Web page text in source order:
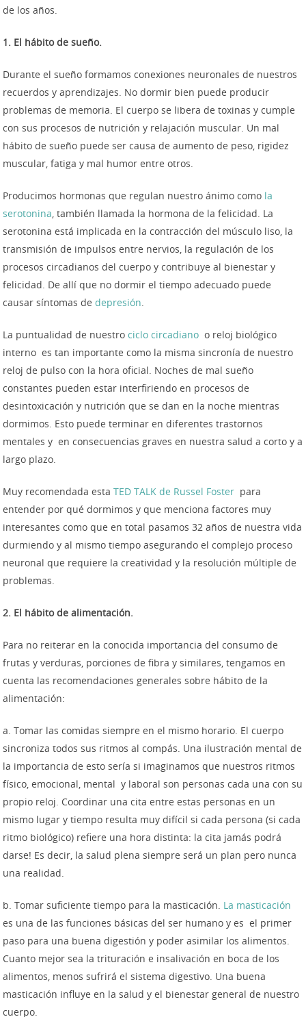
de los años.
1. El hábito de sueño.
Durante el sueño formamos conexiones neuronales de nuestros
recuerdos y aprendizajes. No dormir bien puede producir
problemas de memoria. El cuerpo se libera de toxinas y cumple
con sus procesos de nutrición y relajación muscular. Un mal
hábito de sueño puede ser causa de aumento de peso, rigidez
muscular, fatiga y mal humor entre otros.
Producimos hormonas que regulan nuestro ánimo como la
serotonina, también llamada la hormona de la felicidad. La
serotonina está implicada en la contracción del músculo liso, la
transmisión de impulsos entre nervios, la regulación de los
procesos circadianos del cuerpo y contribuye al bienestar y
felicidad. De allí que no dormir el tiempo adecuado puede
causar síntomas de depresión.
La puntualidad de nuestro ciclo circadiano o reloj biológico
interno es tan importante como la misma sincronía de nuestro
reloj de pulso con la hora oficial. Noches de mal sueño
constantes pueden estar interfiriendo en procesos de
desintoxicación y nutrición que se dan en la noche mientras
dormimos. Esto puede terminar en diferentes trastornos
mentales y en consecuencias graves en nuestra salud a corto y a
largo plazo.
Muy recomendada esta TED TALK de Russel Foster para
entender por qué dormimos y que menciona factores muy
interesantes como que en total pasamos 32 años de nuestra vida
durmiendo y al mismo tiempo asegurando el complejo proceso
neuronal que requiere la creatividad y la resolución múltiple de
problemas.
2. El hábito de alimentación.
Para no reiterar en la conocida importancia del consumo de
frutas y verduras, porciones de fibra y similares, tengamos en
cuenta las recomendaciones generales sobre hábito de la
alimentación:
a. Tomar las comidas siempre en el mismo horario. El cuerpo
sincroniza todos sus ritmos al compás. Una ilustración mental de
la importancia de esto sería si imaginamos que nuestros ritmos
físico, emocional, mental y laboral son personas cada una con su
propio reloj. Coordinar una cita entre estas personas en un
mismo lugar y tiempo resulta muy difícil si cada persona (si cada
ritmo biológico) refiere una hora distinta: la cita jamás podrá
darse! Es decir, la salud plena siempre será un plan pero nunca
una realidad.
b. Tomar suficiente tiempo para la masticación. La masticación
es una de las funciones básicas del ser humano y es el primer
paso para una buena digestión y poder asimilar los alimentos.
Cuanto mejor sea la trituración e insalivación en boca de los
alimentos, menos sufrirá el sistema digestivo. Una buena
masticación influye en la salud y el bienestar general de nuestro
cuerpo.